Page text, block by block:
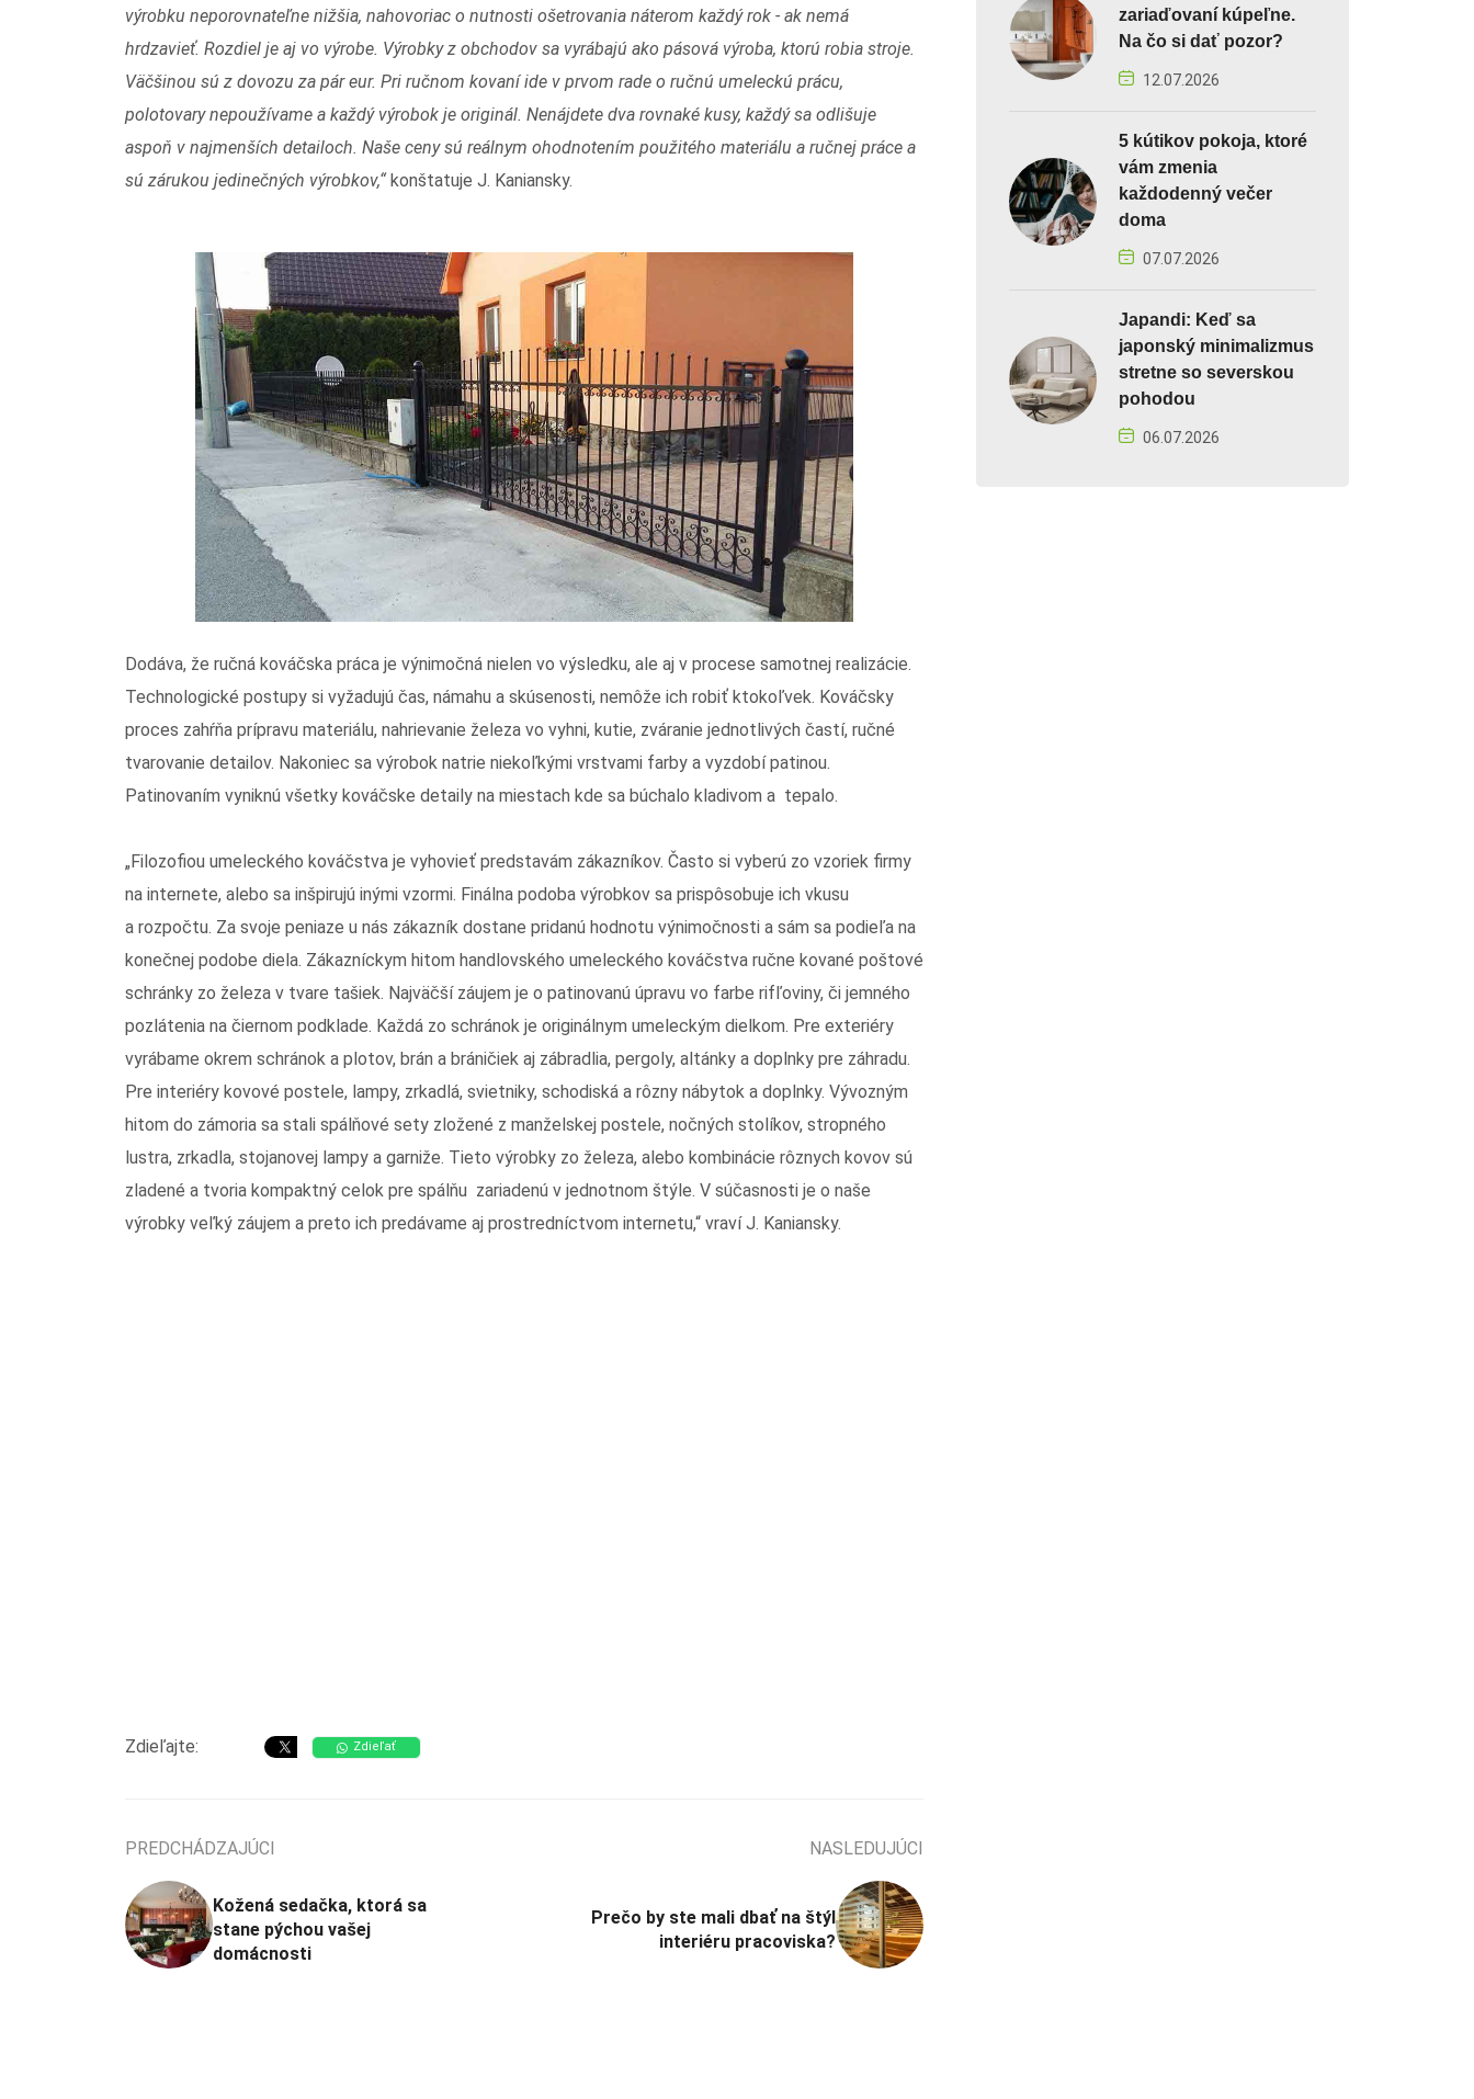
výrobku neporovnateľne nižšia, nahovoriac o nutnosti ošetrovania náterom každý rok - ak nemá
hrdzavieť. Rozdiel je aj vo výrobe. Výrobky z obchodov sa vyrábajú ako pásová výroba, ktorú robia stroje.
Väčšinou sú z dovozu za pár eur. Pri ručnom kovaní ide v prvom rade o ručnú umeleckú prácu,
polotovary nepoužívame a každý výrobok je originál. Nenájdete dva rovnaké kusy, každý sa odlišuje
aspoň v najmenších detailoch. Naše ceny sú reálnym ohodnotením použitého materiálu a ručnej práce a
sú zárukou jedinečných výrobkov,“konštatuje J. Kaniansky.
Dodáva, že ručná kováčska práca je výnimočná nielen vo výsledku, ale aj v procese samotnej realizácie.
Technologické postupy si vyžadujú čas, námahu a skúsenosti, nemôže ich robiť ktokoľvek. Kováčsky
proces zahŕňa prípravu materiálu, nahrievanie železa vo vyhni, kutie, zváranie jednotlivých častí, ručné
tvarovanie detailov. Nakoniec sa výrobok natrie niekoľkými vrstvami farby a vyzdobí patinou.
Patinovaním vyniknú všetky kováčske detaily na miestach kde sa búchalo kladivom a tepalo.
„Filozofiou umeleckého kováčstva je vyhovieť predstavám zákazníkov. Často si vyberú zo vzoriek firmy
na internete, alebo sa inšpirujú inými vzormi. Finálna podoba výrobkov sa prispôsobuje ich vkusu
a rozpočtu. Za svoje peniaze u nás zákazník dostane pridanú hodnotu výnimočnosti a sám sa podieľa na
konečnej podobe diela. Zákazníckym hitom handlovského umeleckého kováčstva ručne kované poštové
schránky zo železa v tvare tašiek. Najväčší záujem je o patinovanú úpravu vo farbe rifľoviny, či jemného
pozlátenia na čiernom podklade. Každá zo schránok je originálnym umeleckým dielkom. Pre exteriéry
vyrábame okrem schránok a plotov, brán a bráničiek aj zábradlia, pergoly, altánky a doplnky pre záhradu.
Pre interiéry kovové postele, lampy, zrkadlá, svietniky, schodiská a rôzny nábytok a doplnky. Vývozným
hitom do zámoria sa stali spálňové sety zložené z manželskej postele, nočných stolíkov, stropného
lustra, zrkadla, stojanovej lampy a garniže. Tieto výrobky zo železa, alebo kombinácie rôznych kovov sú
zladené a tvoria kompaktný celok pre spálňu zariadenú v jednotnom štýle. V súčasnosti je o naše
výrobky veľký záujem a preto ich predávame aj prostredníctvom internetu,“ vraví J. Kaniansky.
Zdieľajte: Zdieľať
PREDCHÁDZAJÚCI
Kožená sedačka, ktorá sa
stane pýchou vašej
domácnosti
NASLEDUJÚCI
Prečo by ste mali dbať na štýl
interiéru pracoviska?
zariaďovaní kúpeľne.
Na čo si dať pozor?
12.07.2026
5 kútikov pokoja, ktoré
vám zmenia
každodenný večer
doma
07.07.2026
Japandi: Keď sa
japonský minimalizmus
stretne so severskou
pohodou
06.07.2026